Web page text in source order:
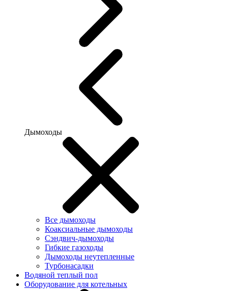
Дымоходы
Все дымоходы
Коаксиальные дымоходы
Сэндвич-дымоходы
Гибкие газоходы
Дымоходы неутепленные
Турбонасадки
Водяной теплый пол
Оборудование для котельных